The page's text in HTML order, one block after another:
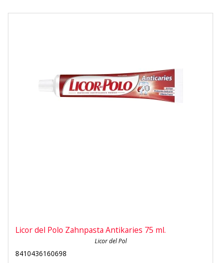
Licor del Polo Zahnpasta Antikaries 75 ml.
Licor del Pol
8410436160698